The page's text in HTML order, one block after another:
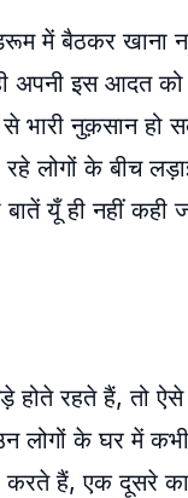
में बैठकर खाना
इस आदत को
नुक़सान हो
लोगों के बीच
बातें यूँ ही नहीं
रहते हैं, तो ऐसे
लोगों के घर में
हैं, एक दूसरे का